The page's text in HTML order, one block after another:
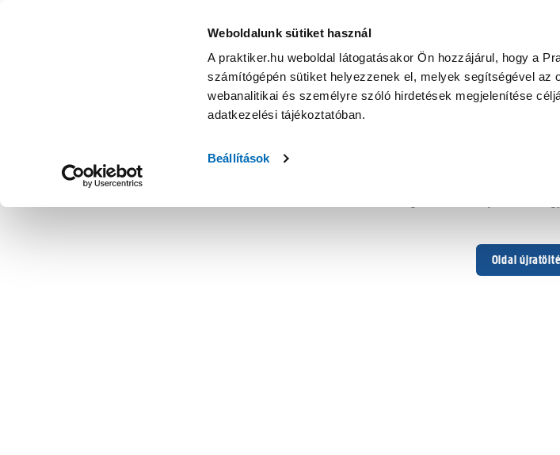
Weboldalunk sütiket használ
A praktiker.hu weboldal látogatásakor Ön hozzájárul, hogy a
számítógépén sütiket helyezzenek el, melyek segítségével az
webanalitikai és személyre szóló hirdetések megjelenítése
adatkezelési tájékoztatóban.
Beállítások
Oldal